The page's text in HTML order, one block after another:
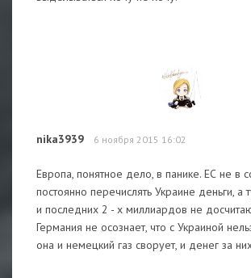
nika3939 6 ноября 2015 16:02
Европа, понятное дело, в панике. ЕС не в
постоянно перечислять Украине деньги, а
и последних 2 - х миллиардов не
Германия не осознает, что с Украиной
она и немецкий газ сворует, и денег за